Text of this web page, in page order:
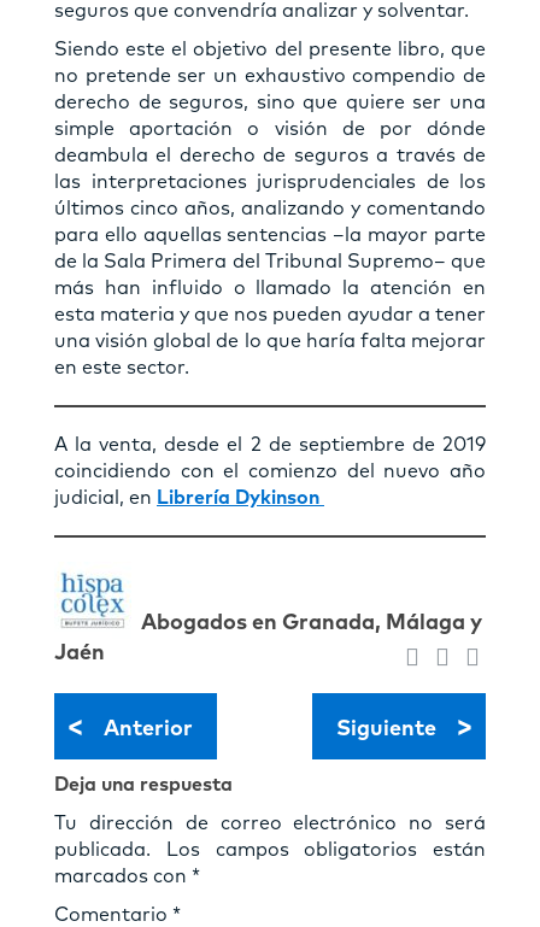
seguros que convendría analizar y solventar.
Siendo este el objetivo del presente libro, que
no pretende ser un exhaustivo compendio de
derecho de seguros, sino que quiere ser una
simple aportación o visión de por dónde
deambula el derecho de seguros a través de
las interpretaciones jurisprudenciales de los
últimos cinco años, analizando y comentando
para ello aquellas sentencias –la mayor parte
de la Sala Primera del Tribunal Supremo– que
más han influido o llamado la atención en
esta materia y que nos pueden ayudar a tener
una visión global de lo que haría falta mejorar
en este sector.
A la venta, desde el 2 de septiembre de 2019
coincidiendo con el comienzo del nuevo año
judicial, en Librería Dykinson
Abogados en Granada, Málaga y
Jaén
< Anterior Siguiente >
Deja una respuesta
Tu dirección de correo electrónico no será
publicada.
Los campos obligatorios están
marcados con *
Comentario *